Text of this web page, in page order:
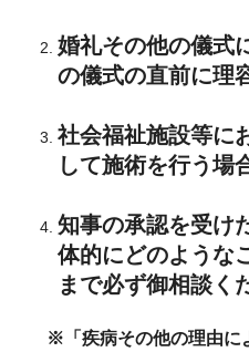
婚礼その他の儀式
の儀式の直前に理
社会福祉施設等に
して施術を行う場
知事の承認を受け
体的にどのような
まで必ず御相談く
※「疾病その他の理由に